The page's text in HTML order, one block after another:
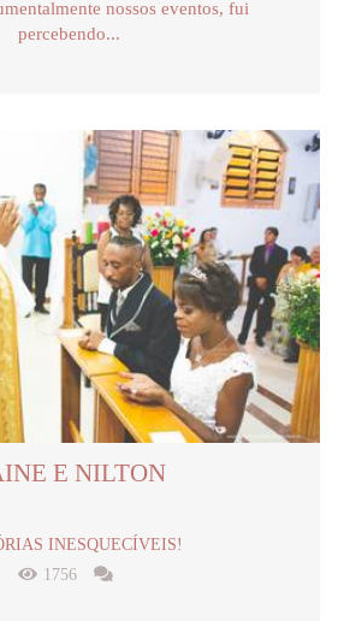
nossos eventos, fui
percebendo...
E NILTON
INESQUECÍVEIS!
1756